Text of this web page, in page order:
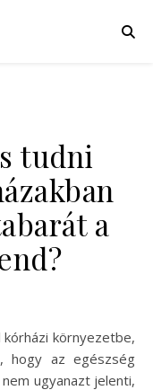
tudni
a
hogy az egészség
ugyanazt jelenti,